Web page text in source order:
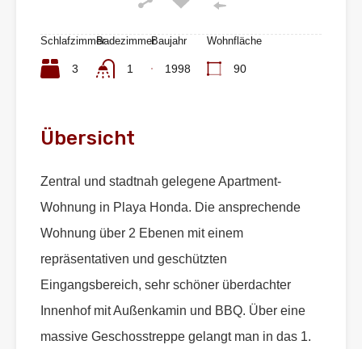
Schlafzimmer
3
Badezimmer
1
Baujahr
1998
Wohnfläche
90
Übersicht
Zentral und stadtnah gelegene Apartment-
Wohnung in Playa Honda. Die ansprechende
Wohnung über 2 Ebenen mit einem
repräsentativen und geschützten
Eingangsbereich, sehr schöner überdachter
Innenhof mit Außenkamin und BBQ. Über eine
massive Geschosstreppe gelangt man in das 1.